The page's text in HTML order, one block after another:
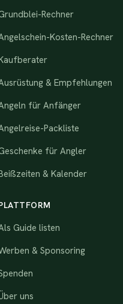
Rechner
Kosten-Rechner
& Empfehlungen
für Anfänger
Packliste
für Angler
& Kalender
Guide listen
& Sponsoring
uns